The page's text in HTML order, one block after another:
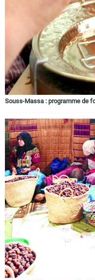
Circuits touristiques
Tourisme
Régions
Hotels
Evenements
Contact
Souss-Massa : programme de